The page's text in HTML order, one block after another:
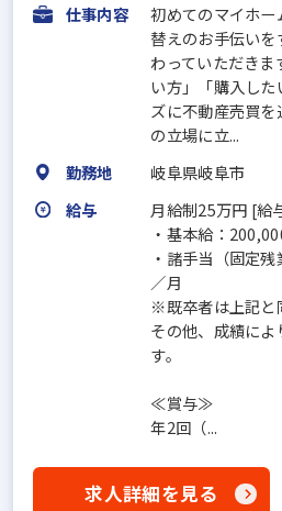
仕事内容
初めてのマイホ
替えのお手伝い
わっていただきま
い方」「購入し
ズに不動産売買
の立場に立...
勤務地
岐阜県岐阜市
給与
月給制25万円 [
・基本給：
・諸手当（固定
／月
※既卒者は上記と
その他、成績によ
す。
≪賞与≫
年2回（...
求人詳細を見る